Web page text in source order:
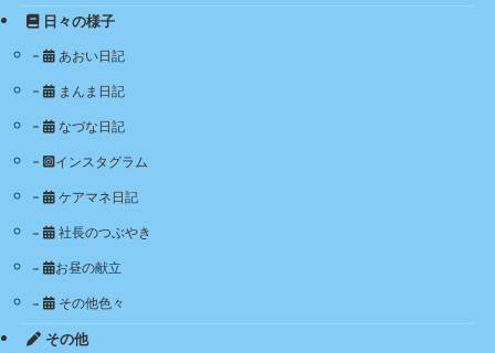
日々の様子
あおい日記
まんま日記
なづな日記
インスタグラム
ケアマネ日記
社長のつぶやき
お昼の献立
その他色々
その他